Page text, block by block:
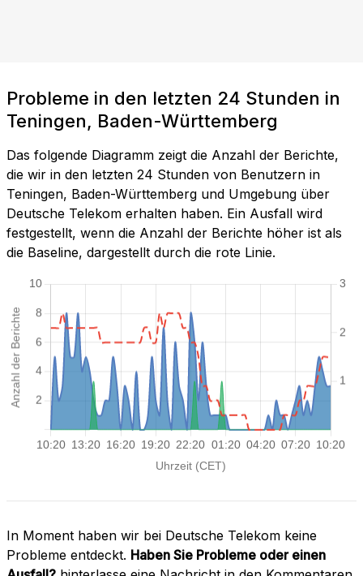
Probleme in den letzten 24 Stunden in
Teningen, Baden-Württemberg
Das folgende Diagramm zeigt die Anzahl der Berichte,
die wir in den letzten 24 Stunden von Benutzern in
Teningen, Baden-Württemberg und Umgebung über
Deutsche Telekom erhalten haben. Ein Ausfall wird
festgestellt, wenn die Anzahl der Berichte höher ist als
die Baseline, dargestellt durch die rote Linie.
In Moment haben wir bei Deutsche Telekom keine
Probleme entdeckt. Haben Sie Probleme oder einen